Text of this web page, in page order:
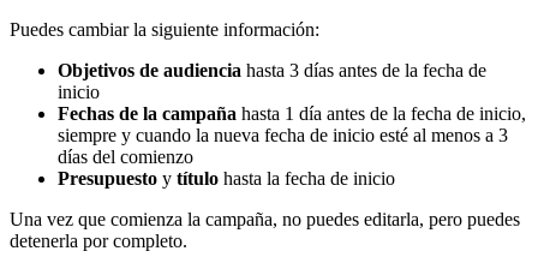
Puedes cambiar la siguiente información:
Objetivos de audiencia hasta 3 días antes de la fecha de
inicio
Fechas de la campaña hasta 1 día antes de la fecha de inicio,
siempre y cuando la nueva fecha de inicio esté al menos a 3
días del comienzo
Presupuesto y título hasta la fecha de inicio
Una vez que comienza la campaña, no puedes editarla, pero puedes
detenerla por completo.